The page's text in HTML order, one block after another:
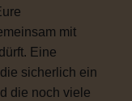
mit
Eine
sicherlich ein
die noch viele